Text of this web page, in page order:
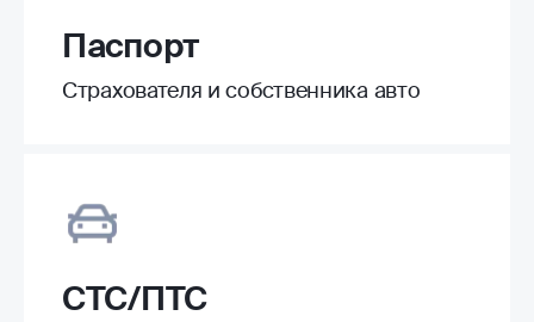
Паспорт
Страхователя и собственника авто
СТС/ПТС